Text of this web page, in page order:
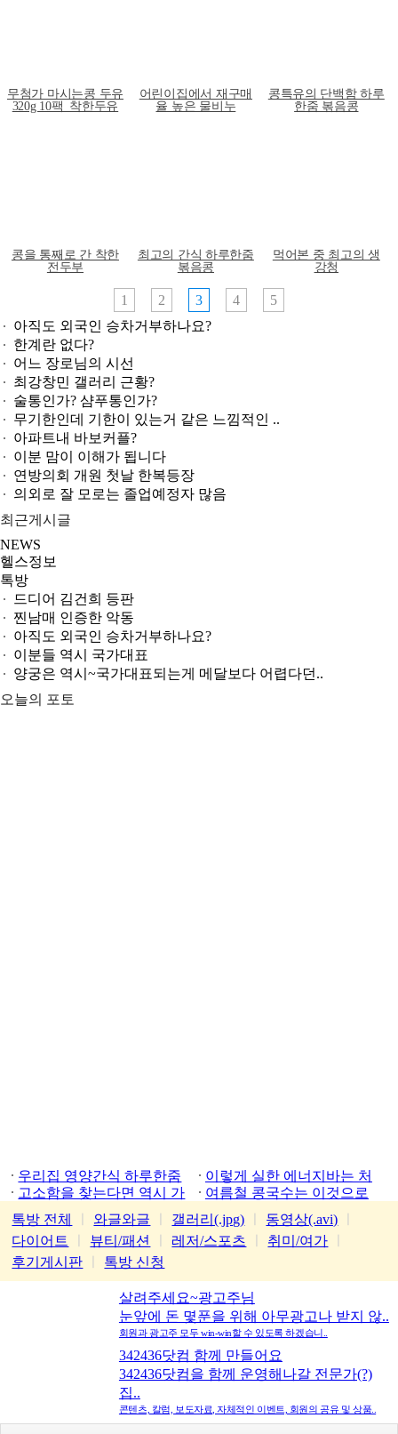
무첨가 마시는콩 두유
320g 10팩_착한두유
어린이집에서 재구매
율 높은 물비누
콩특유의 단백함 하루
한줌 볶음콩
콩을 통째로 간 착한
전두부
최고의 간식 하루한줌
볶음콩
먹어본 중 최고의 생
강청
1 2 3 4
5
아직도 외국인 승차거부하나요?
한계란 없다?
어느 장로님의 시선
최강창민 갤러리 근황?
술통인가? 샴푸통인가?
무기한인데 기한이 있는거 같은 느낌적인 ..
아파트내 바보커플?
이분 맘이 이해가 됩니다
연방의회 개원 첫날 한복등장
의외로 잘 모로는 졸업예정자 많음
최근게시글
NEWS
헬스정보
톡방
드디어 김건희 등판
찐남매 인증한 악동
아직도 외국인 승차거부하나요?
이분들 역시 국가대표
양궁은 역시~국가대표되는게 메달보다 어렵다던..
오늘의 포토
우리집 영양간식 하루한줌
이렇게 실한 에너지바는 처
음
고소함을 찾는다면 역시 가
여름철 콩국수는 이것으로
톡방 전체
와글와글 갤러리(.jpg) 동영상(.avi)
다이어트
뷰티/패션 레저/스포츠 취미/여가
후기게시판
톡방 신청
살려주세요~광고주님
눈앞에 돈 몇푼을 위해 아무광고나 받지 않..
회원과 광고주 모두 win-win할 수 있도록 하겠습니..
342436닷컴 함께 만들어요
342436닷컴을 함께 운영해나갈 전문가(?)
집..
콘텐츠, 칼럼, 보도자료, 자체적인 이벤트, 회원의 공유 및 상품..